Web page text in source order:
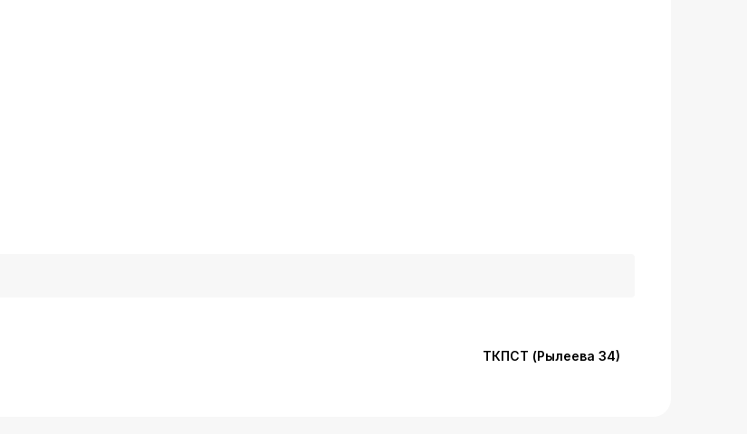
ТКПСТ (Рылеева 34)